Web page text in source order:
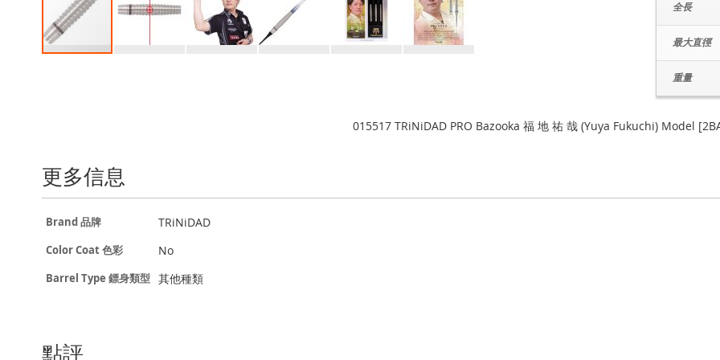
全長
最大直徑
重量
gallery
015517 TRiNiDAD PRO Bazooka 福 地 祐 哉 (Yuya Fukuchi) Model
更多信息
更
信
Brand 品牌 TRiNiDAD
Color Coat 色彩 No
Barrel Type 鏢身類型 其他種類
點評